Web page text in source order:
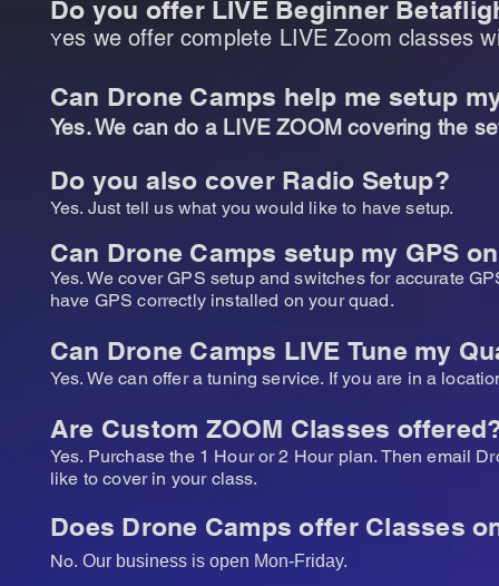
Do you offer LIVE Beginner
Yes we offer complete LIVE Zoom classes
Can Drone Camps help me setup
Yes. We can do a LIVE ZOOM covering the
Do you also cover Radio Setup?
Yes. Just tell us what you would like to have setup.
Can Drone Camps setup my GPS
Yes. We cover GPS setup and switches for accurate
have GPS correctly installed on your quad.
Can Drone Camps LIVE Tune my
Yes. We can offer a tuning service. If you are in a
Are Custom ZOOM Classes
Yes. Purchase the 1 Hour or 2 Hour plan. Then email
like to cover in your class.
Does Drone Camps offer Classes
No. Our business is open Mon-Friday.